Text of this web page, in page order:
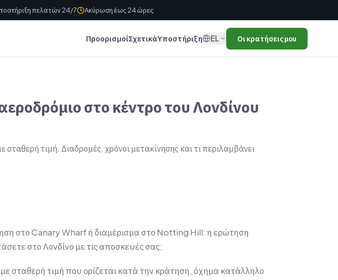
πελατών 24/7 Ακύρωση έως 24 ώρες
ΠροορισμοίΣχετικάΥποστήριξη EL Οι κρατήσεις μου
στο κέντρο του Λονδίνου
τιμή. Διαδρομές, χρόνοι μετακίνησης και τι περιλαμβάνει
στο Canary Wharf ή διαμέρισμα στο Notting Hill: η ερώτηση
στο Λονδίνο με τις αποσκευές σας;
σταθερή τιμή που ορίζεται κατά την κράτηση, όχημα κατάλληλο